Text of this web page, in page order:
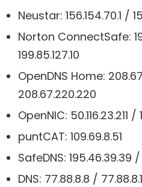
Neustar: 156.154.70.1 /
Norton ConnectSafe:
199.85.127.10
OpenDNS Home:
208.67.220.220
OpenNIC: 50.116.23.211 /
puntCAT: 109.69.8.51
SafeDNS: 195.46.39.39
DNS: 77.88.8.8 / 77.88.8.1